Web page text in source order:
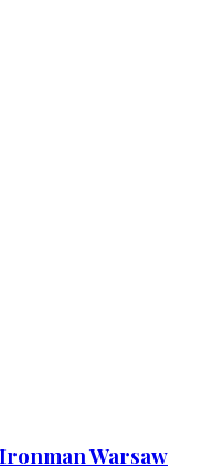
Warsaw